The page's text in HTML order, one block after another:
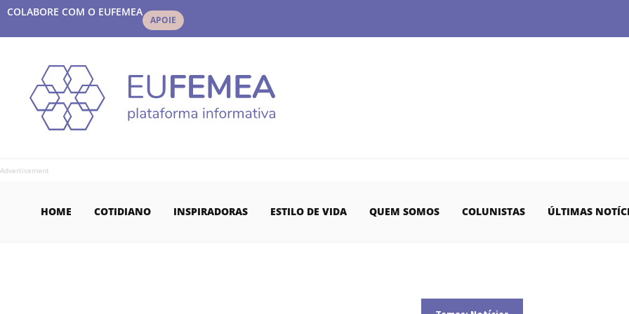
COLABORE COM O EUFEMEA
APOIE
Advertisement
HOME COTIDIANO INSPIRADORAS ESTILO DE VIDA QUEM SOMOS COLUNISTAS ÚLTIMAS